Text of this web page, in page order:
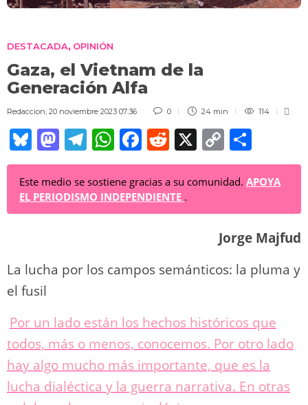
DESTACADA, OPINIÓN
Gaza, el Vietnam de la
Generación Alfa
Redaccion, 20 noviembre 2023 07:36 0 24 min 114
Bl
u
e
sk
M
a
st
o
n
T
el
e
gr
W
h
at
s
p
F
a
c
e
o
R
e
d
di
X C
o
p
Li
n
k
o
m
ar
tir
Este medio se sostiene gracias a su comunidad. APOYA
EL PERIODISMO INDEPENDIENTE .
Jorge Majfud
La lucha por los campos semánticos: la pluma y
el fusil
Por un lado están los hechos históricos que
todos, más o menos, conocemos. Por otro lado
hay algo mucho más importante, que es la
lucha dialéctica y la guerra narrativa. En otras